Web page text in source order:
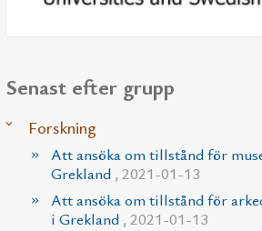
Senast efter grupp
Forskning
Att ansöka om tillstånd för
Grekland , 2021-01-13
Att ansöka om tillstånd för
i Grekland , 2021-01-13